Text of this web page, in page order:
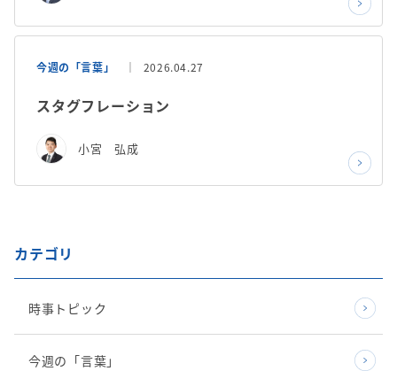
今週の「言葉」 2026.04.27
スタグフレーション
小宮 弘成
カテゴリ
時事トピック
今週の「言葉」